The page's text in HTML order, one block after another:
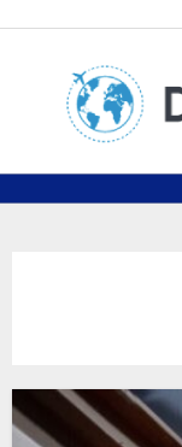
springen